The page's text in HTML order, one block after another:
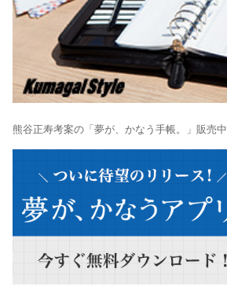
熊谷正寿考案の「夢が、かなう手帳。」販売中